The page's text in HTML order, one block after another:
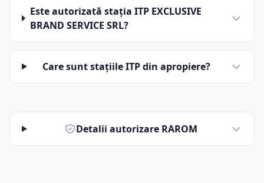
Este autorizată stația ITP EXCLUSIVE
BRAND SERVICE SRL?
Care sunt stațiile ITP din apropiere?
Detalii autorizare RAROM